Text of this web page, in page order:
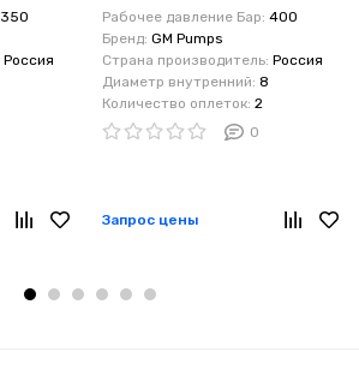
350
Россия
метр(Бухта - 100 метров)
Рабочее давление Бар: 400
Бренд: GM Pumps
Страна производитель: Россия
Диаметр внутренний: 8
Количество оплеток: 2
0
Запрос цены